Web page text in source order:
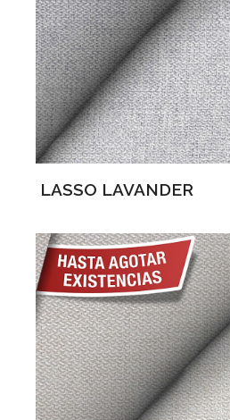
LASSO LAVANDER